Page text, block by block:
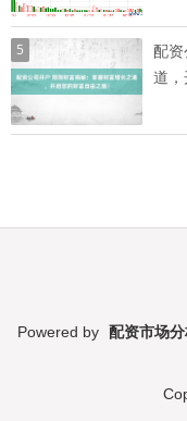
5
配
道
Powered by 配资市场